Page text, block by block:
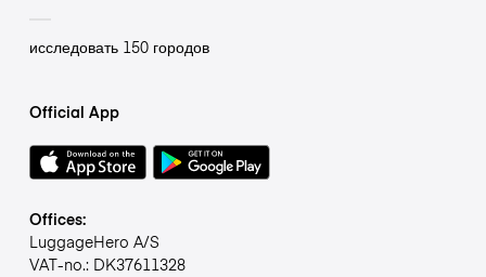
исследовать 150 городов
Official App
Offices:
LuggageHero A/S
VAT-no.: DK37611328